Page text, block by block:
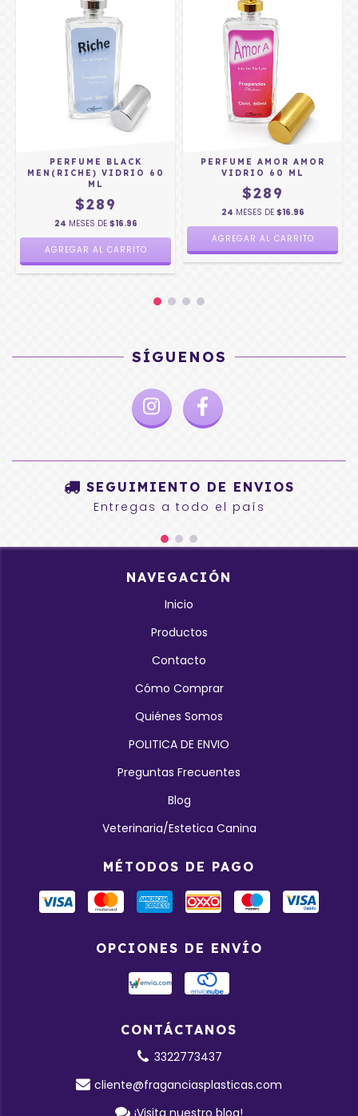
PERFUME BLACK
MEN(RICHE) VIDRIO 60
ML
$289
24 MESES DE $16.96
PERFUME AMOR AMOR
VIDRIO 60 ML
$289
24 MESES DE $16.96
SÍGUENOS
SEGUIMIENTO DE ENVIOS
Entregas a todo el país
NAVEGACIÓN
Inicio
Productos
Contacto
Cómo Comprar
Quiénes Somos
POLITICA DE ENVIO
Preguntas Frecuentes
Blog
Veterinaria/Estetica Canina
MÉTODOS DE PAGO
OPCIONES DE ENVÍO
CONTÁCTANOS
3322773437
cliente@fraganciasplasticas.com
¡Visita nuestro blog!